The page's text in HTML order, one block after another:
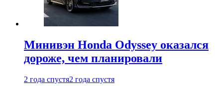
Минивэн Honda Odyssey оказался
дороже, чем планировали
2 года спустя2 года спустя